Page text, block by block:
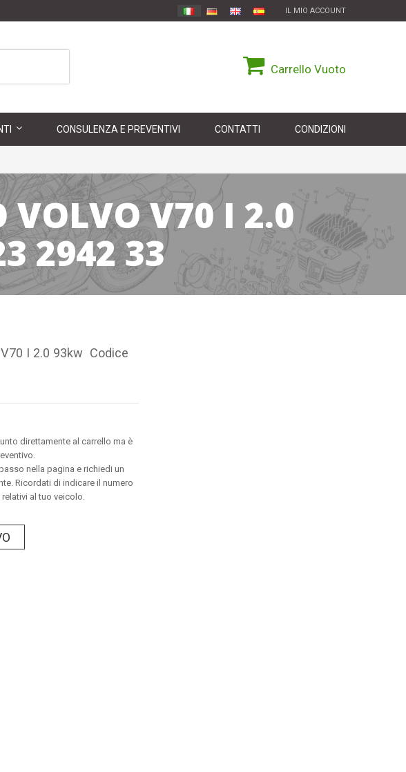
IL MIO ACCOUNT
Carrello Vuoto
CONSULENZA E PREVENTIVI CONTATTI CONDIZIONI
VOLVO V70 I 2.0
2942 33
I 2.0 93kw Codice
direttamente al carrello ma è
nella pagina e richiedi un
Ricordati di indicare il numero
al tuo veicolo.